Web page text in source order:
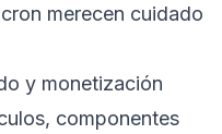
merecen cuidado
y monetización
componentes